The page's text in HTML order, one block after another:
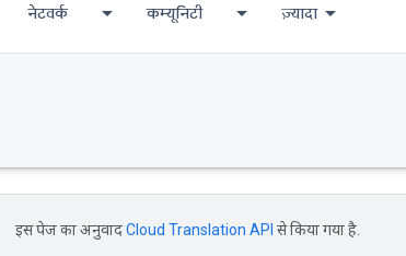
नेटवर्क कम्यूनिटी ज़्यादा
इस पेज का अनुवादCloud Translation API से किया गया है.